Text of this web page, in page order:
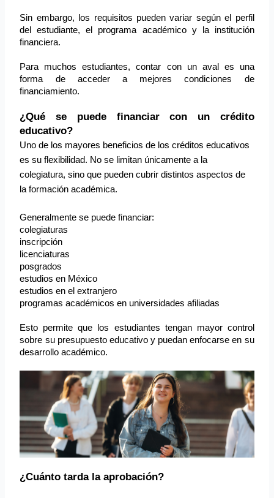
Sin embargo, los requisitos pueden variar según el perfil
del estudiante, el programa académico y la institución
financiera.
Para muchos estudiantes, contar con un aval es una
forma de acceder a mejores condiciones de
financiamiento.
¿Qué se puede financiar con un crédito
educativo?
Uno de los mayores beneficios de los créditos educativos
es su flexibilidad. No se limitan únicamente a la
colegiatura, sino que pueden cubrir distintos aspectos de
la formación académica.
Generalmente se puede financiar:
colegiaturas
inscripción
licenciaturas
posgrados
estudios en México
estudios en el extranjero
programas académicos en universidades afiliadas
Esto permite que los estudiantes tengan mayor control
sobre su presupuesto educativo y puedan enfocarse en su
desarrollo académico.
¿Cuánto tarda la aprobación?